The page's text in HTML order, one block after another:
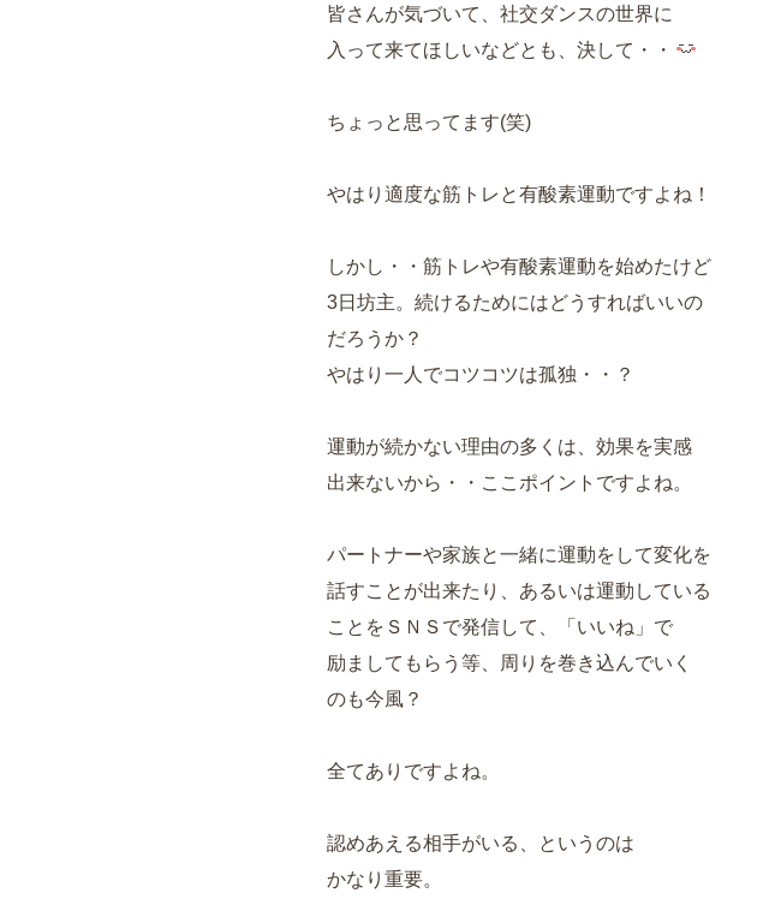
皆さんが気づいて、社交ダンスの世界に
入って来てほしいなどとも、決して・・
ちょっと思ってます(笑)
やはり適度な筋トレと有酸素運動ですよね！
しかし・・筋トレや有酸素運動を始めたけど
3日坊主。続けるためにはどうすればいいの
だろうか？
やはり一人でコツコツは孤独・・？
運動が続かない理由の多くは、効果を実感
出来ないから・・ここポイントですよね。
パートナーや家族と一緒に運動をして変化を
話すことが出来たり、あるいは運動している
ことをＳＮＳで発信して、「いいね」で
励ましてもらう等、周りを巻き込んでいく
のも今風？
全てありですよね。
認めあえる相手がいる、というのは
かなり重要。